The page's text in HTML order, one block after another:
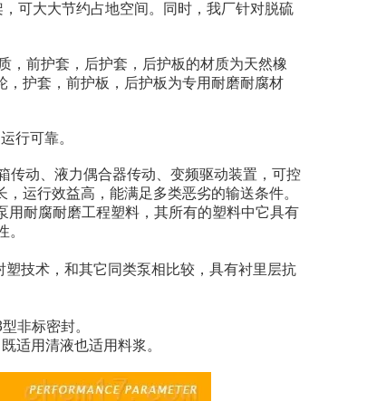
可大大节约占地空间。同时，我厂针对脱硫
，前护套，后护套，后护板的材质为天然橡
护套，前护板，后护板为专用耐磨耐腐材
行可靠。
传动、液力偶合器传动、变频驱动装置，可控
运行效益高，能满足多类恶劣的输送条件。
耐腐耐磨工程塑料，其所有的塑料中它具有
。
技术，和其它同类泵相比较，具有衬里层抗
非标密封。
用清液也适用料浆。